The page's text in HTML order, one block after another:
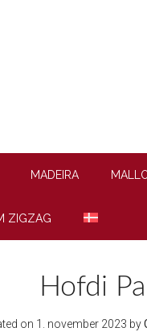
MADEIRA
ZIGZAG
Hofdi
on 1. november 2023 by